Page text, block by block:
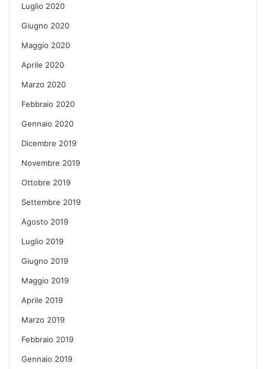
Luglio 2020
Giugno 2020
Maggio 2020
Aprile 2020
Marzo 2020
Febbraio 2020
Gennaio 2020
Dicembre 2019
Novembre 2019
Ottobre 2019
Settembre 2019
Agosto 2019
Luglio 2019
Giugno 2019
Maggio 2019
Aprile 2019
Marzo 2019
Febbraio 2019
Gennaio 2019